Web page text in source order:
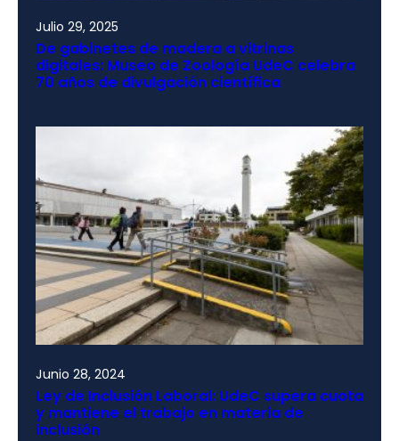
Julio 29, 2025
De gabinetes de madera a vitrinas
digitales: Museo de Zoología UdeC celebra
70 años de divulgación científica
Junio 28, 2024
Ley de Inclusión Laboral: UdeC supera cuota
y mantiene el trabajo en materia de
inclusión